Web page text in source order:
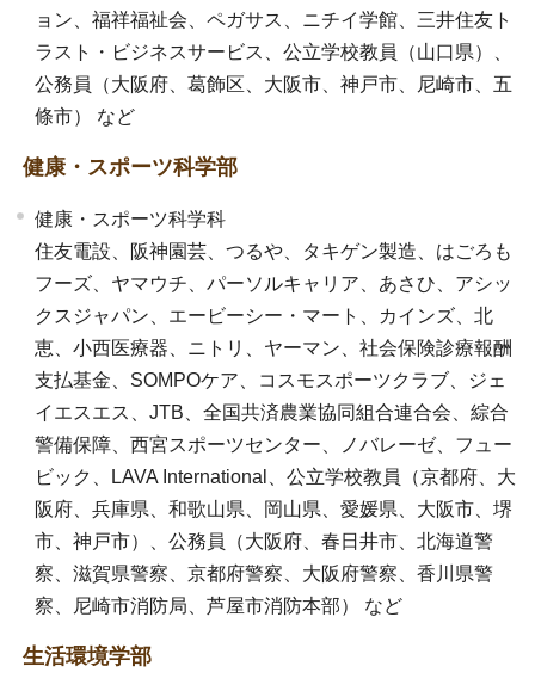
ョン、福祥福祉会、ペガサス、ニチイ学館、三井住友ト
ラスト・ビジネスサービス、公立学校教員（山口県）、
公務員（大阪府、葛飾区、大阪市、神戸市、尼崎市、五
條市） など
健康・スポーツ科学部
健康・スポーツ科学科
住友電設、阪神園芸、つるや、タキゲン製造、はごろも
フーズ、ヤマウチ、パーソルキャリア、あさひ、アシッ
クスジャパン、エービーシー・マート、カインズ、北
恵、小西医療器、ニトリ、ヤーマン、社会保険診療報酬
支払基金、SOMPOケア、コスモスポーツクラブ、ジェ
イエスエス、JTB、全国共済農業協同組合連合会、綜合
警備保障、西宮スポーツセンター、ノバレーゼ、フュー
ビック、LAVA International、公立学校教員（京都府、大
阪府、兵庫県、和歌山県、岡山県、愛媛県、大阪市、堺
市、神戸市）、公務員（大阪府、春日井市、北海道警
察、滋賀県警察、京都府警察、大阪府警察、香川県警
察、尼崎市消防局、芦屋市消防本部） など
生活環境学部